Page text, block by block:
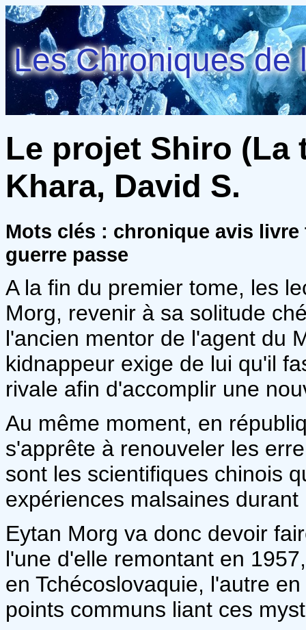
Les Chroniques de
Le projet Shiro (La
Khara, David S.
Mots clés : chronique avis
guerre passe
A la fin du premier tome, les
Morg, revenir à sa solitude
l'ancien mentor de l'agent du
kidnappeur exige de lui qu'il
rivale afin d'accomplir une
Au même moment, en
s'apprête à renouveler les
sont les scientifiques chinois
expériences malsaines
Eytan Morg va donc devoir
l'une d'elle remontant en
en Tchécoslovaquie, l'autre
points communs liant ces